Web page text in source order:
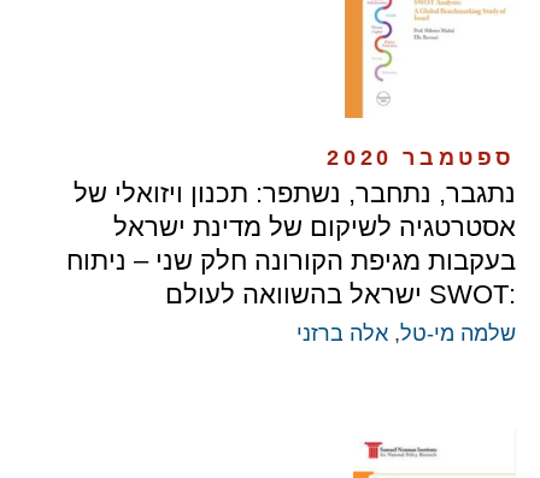
ספטמבר 2020
נתגבר, נתחבר, נשתפר: תכנון ויזואלי של
אסטרטגיה לשיקום של מדינת ישראל
בעקבות מגיפת הקורונה חלק שני – ניתוח
:SWOT ישראל בהשוואה לעולם
שלמה מי-טל, אלה ברזני